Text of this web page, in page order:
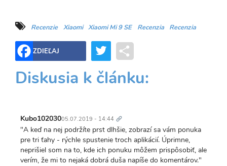
Recenzie Xiaomi Xiaomi Mi 9 SE Recenzia Recenzia
ZDIEĽAJ Twitter
Diskusia k článku:
Kubo10203005.07.2019 - 14:44 odkaz
"A keď na nej podržíte prst dlhšie, zobrazí sa vám ponuka
pre tri ťahy - rýchle spustenie troch aplikácií. Úprimne,
neprišiel som na to, kde ich ponuku môžem prispôsobiť, ale
verím, že mi to nejaká dobrá duša napíše do komentárov."